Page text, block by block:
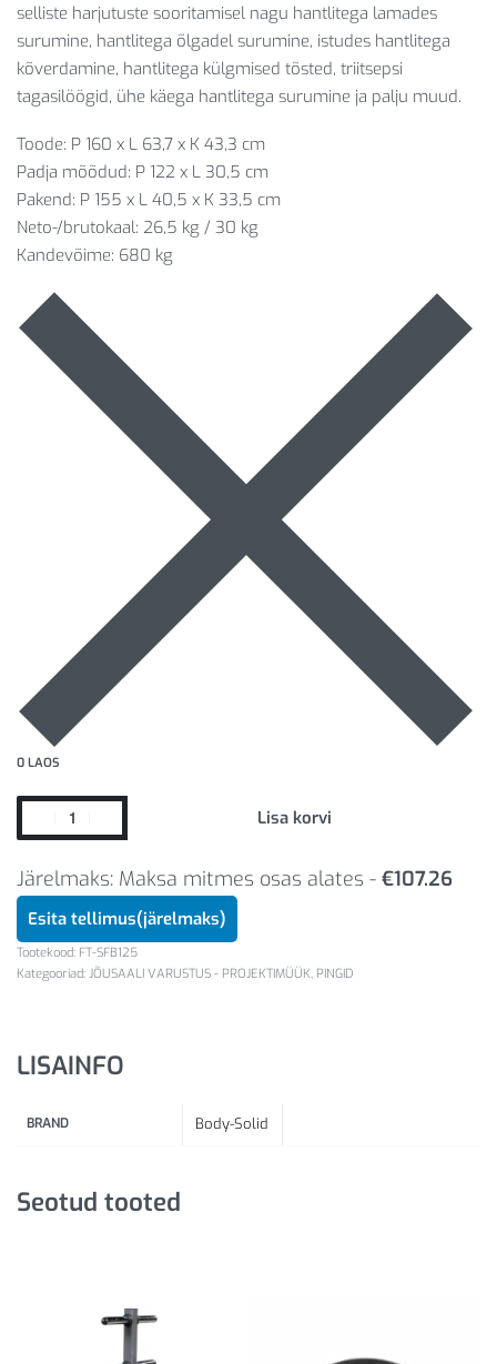
selliste harjutuste sooritamisel nagu hantlitega lamades
surumine, hantlitega õlgadel surumine, istudes hantlitega
kõverdamine, hantlitega külgmised tõsted, triitsepsi
tagasilöögid, ühe käega hantlitega surumine ja palju muud.
Toode: P 160 x L 63,7 x K 43,3 cm
Padja mõõdud: P 122 x L 30,5 cm
Pakend: P 155 x L 40,5 x K 33,5 cm
Neto-/brutokaal: 26,5 kg / 30 kg
Kandevõime: 680 kg
0 LAOS
Lisa korvi
Järelmaks: Maksa mitmes osas alates - €107.26
Esita tellimus(järelmaks)
FT-SFB125
Kategooriad: JÕUSAALI VARUSTUS - PROJEKTIMÜÜK, PINGID
LISAINFO
BRAND Body-Solid
Seotud tooted